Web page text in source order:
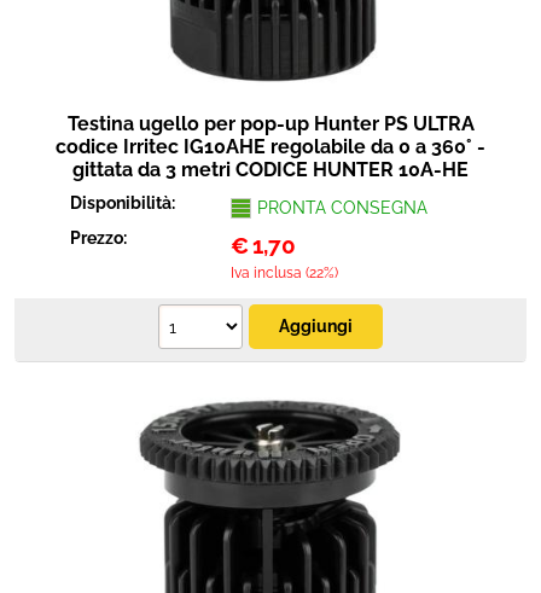
Testina ugello per pop-up Hunter PS ULTRA
codice Irritec IG10AHE regolabile da 0 a 360° -
gittata da 3 metri CODICE HUNTER 10A-HE
Disponibilità:
PRONTA CONSEGNA
Prezzo:
€1,70
Iva inclusa (22%)